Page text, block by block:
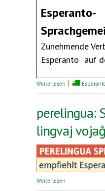
Esperanto-
Zunehmende
Esperanto auf
Weiterlesen über Erklärung
perelingua:
lingvaj
Weiterlesen